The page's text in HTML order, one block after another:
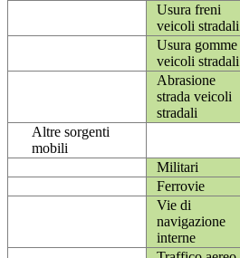
Usura freni
veicoli stradali
Usura gomme
veicoli stradali
Abrasione
strada veicoli
stradali
Altre sorgenti
mobili
Militari
Ferrovie
Vie di
navigazione
interne